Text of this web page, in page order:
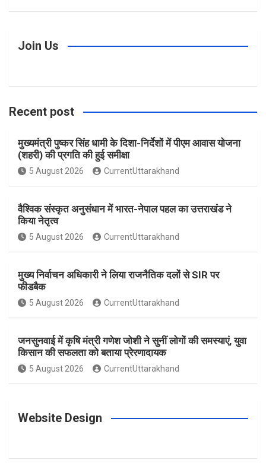
c
b
o
o
k
a
g
r
m
e
r
e
t
t
e
r
u
b
e
Join Us
Recent post
मुख्यमंत्री पुष्कर सिंह धामी के दिशा-निर्देशों में पीएम आवास योजना
(शहरी) की प्रगति की हुई समीक्षा
5 August 2026 CurrentUttarakhand
वैश्विक संस्कृत अनुसंधान में भारत-नेपाल पहल का उत्तराखंड ने
किया नेतृत्व
5 August 2026 CurrentUttarakhand
मुख्य निर्वाचन अधिकारी ने लिया राजनैतिक दलों से SIR पर
फीडबैक
5 August 2026 CurrentUttarakhand
जनसुनवाई में कृषि मंत्री गणेश जोशी ने सुनीं लोगों की समस्याएं, युवा
किसान की सफलता को बताया प्रेरणादायक
5 August 2026 CurrentUttarakhand
Website Design